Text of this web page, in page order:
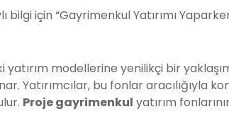
için “Gayrimenkul Yatırımı
modellerine yenilikçi bir
Yatırımcılar, bu fonlar aracılığıyla
Proje gayrimenkul yatırım